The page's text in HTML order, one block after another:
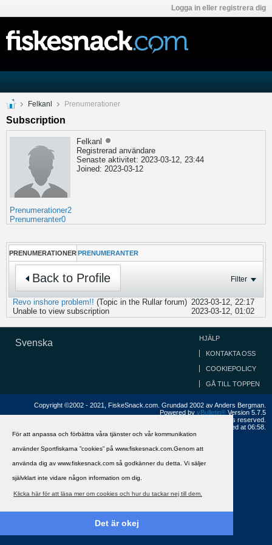
För att anpassa och förbättra våra tjänster och vår kommunikation
använder Sportfiskarna ”cookies” på www.fiskesnack.com.Genom att
använda dig av www.fiskesnack.com så godkänner du detta. Vi säljer
självklart inte vidare någon information om dig.
Klicka här för att läsa mer om cookies och hur du tackar nej till dem.
Det är okej
Logga in eller registrera dig
Felkanl Prenumerationer
Subscription
Felkanl
Registrerad användare
Senaste aktivitet: 2023-03-12, 23:44
Joined: 2023-03-12
Prenumerationer2
Prenumeranter0
PRENUMERATIONER PRENUMERANTER
Back to Profile Filter
Revo inshore problem!! (Topic in the Rullarforum) 2023-03-12, 22:17
Unable to view subscription
2023-03-12, 01:02
Svenska HJÄLP
KONTAKTA OSS
COOKIEPOLICY
GÅ TILL TOPPEN
Copyright ©2002 - 2021, FiskeSnack.com. Grundad 2002 av Anders Bergman.
Powered by vBulletin® Version 5.7.5
Copyright © 2026 MH Sub I, LLC dba vBulletin. All rights reserved.
All times are GMT+1. This page was generated at 06:58.